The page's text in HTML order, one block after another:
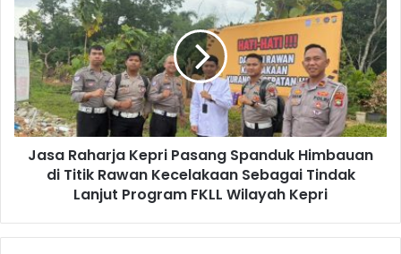
Jasa Raharja Kepri Pasang Spanduk Himbauan
di Titik Rawan Kecelakaan Sebagai Tindak
Lanjut Program FKLL Wilayah Kepri